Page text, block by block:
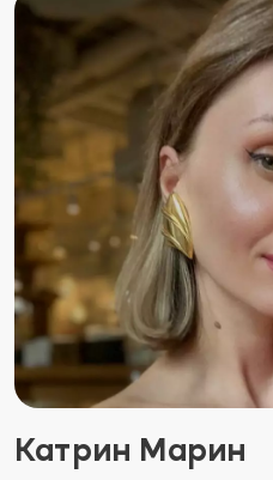
Катрин Марин